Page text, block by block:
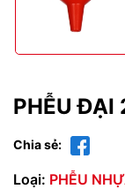
PHỄU ĐẠI
Chia sẻ:
Loại: PHỄU